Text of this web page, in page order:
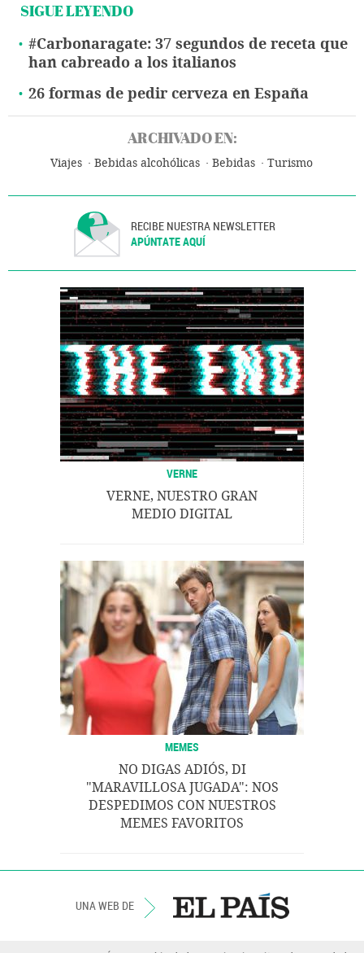
SIGUE LEYENDO
#Carbonaragate: 37 segundos de receta que
han cabreado a los italianos
26 formas de pedir cerveza en España
ARCHIVADO EN:
Viajes Bebidas alcohólicas Bebidas Turismo
RECIBE NUESTRA NEWSLETTER
APÚNTATE AQUÍ
VERNE
VERNE, NUESTRO GRAN
MEDIO DIGITAL
MEMES
NO DIGAS ADIÓS, DI
"MARAVILLOSA JUGADA": NOS
DESPEDIMOS CON NUESTROS
MEMES FAVORITOS
UNA WEB DE